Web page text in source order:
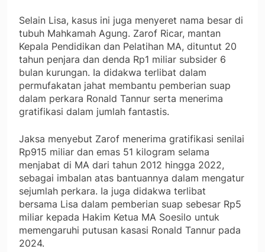
Selain Lisa, kasus ini juga menyeret nama besar di
tubuh Mahkamah Agung. Zarof Ricar, mantan
Kepala Pendidikan dan Pelatihan MA, dituntut 20
tahun penjara dan denda Rp1 miliar subsider 6
bulan kurungan. Ia didakwa terlibat dalam
permufakatan jahat membantu pemberian suap
dalam perkara Ronald Tannur serta menerima
gratifikasi dalam jumlah fantastis.
Jaksa menyebut Zarof menerima gratifikasi senilai
Rp915 miliar dan emas 51 kilogram selama
menjabat di MA dari tahun 2012 hingga 2022,
sebagai imbalan atas bantuannya dalam mengatur
sejumlah perkara. Ia juga didakwa terlibat
bersama Lisa dalam pemberian suap sebesar Rp5
miliar kepada Hakim Ketua MA Soesilo untuk
memengaruhi putusan kasasi Ronald Tannur pada
2024.